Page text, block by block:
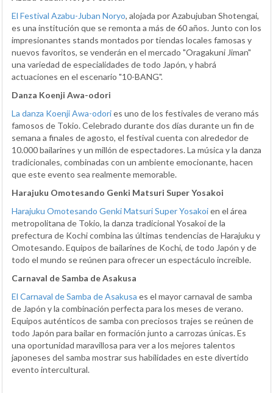
El Festival Azabu-Juban Noryo, alojada por Azabujuban Shotengai,
es una institución que se remonta a más de 60 años. Junto con los
impresionantes stands montados por tiendas locales famosas y
nuevos favoritos, se venderán en el mercado "Oragakuni Jiman"
una variedad de especialidades de todo Japón, y habrá
actuaciones en el escenario "10-BANG".
Danza Koenji Awa-odori
La danza Koenji Awa-odories uno de los festivales de verano más
famosos de Tokio. Celebrado durante dos días durante un fin de
semana a finales de agosto, el festival cuenta con alrededor de
10.000 bailarines y un millón de espectadores. La música y la danza
tradicionales, combinadas con un ambiente emocionante, hacen
que este evento sea realmente memorable.
Harajuku Omotesando Genki Matsuri Super Yosakoi
Harajuku Omotesando Genki Matsuri Super Yosakoien el área
metropolitana de Tokio, la danza tradicional Yosakoi de la
prefectura de Kochi combina las últimas tendencias de Harajuku y
Omotesando. Equipos de bailarines de Kochi, de todo Japón y de
todo el mundo se reúnen para ofrecer un espectáculo increíble.
Carnaval de Samba de Asakusa
El Carnaval de Samba de Asakusa es el mayor carnaval de samba
de Japón y la combinación perfecta para los meses de verano.
Equipos auténticos de samba con preciosos trajes se reúnen de
todo Japón para bailar en formación junto a carrozas únicas. Es
una oportunidad maravillosa para ver a los mejores talentos
japoneses del samba mostrar sus habilidades en este divertido
evento intercultural.